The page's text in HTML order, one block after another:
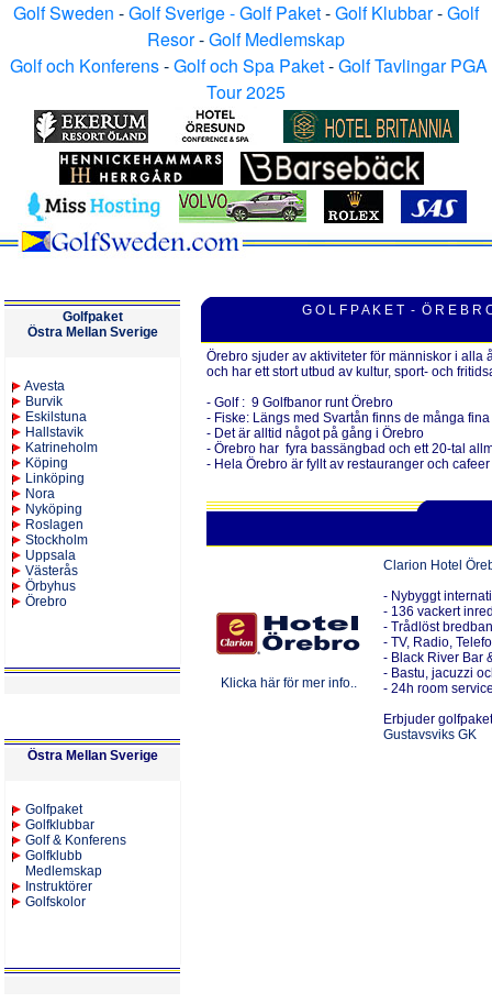
Golf Sweden -Golf Sverige - Golf Paket-Golf Klubbar-Golf
Resor-Golf Medlemskap
Golf och Konferens-Golf och Spa Paket-Golf Tavlingar PGA
Tour 2025
Golfpaket
Östra Mellan Sverige
Avesta
Burvik
Eskilstuna
Hallstavik
Katrineholm
Köping
Linköping
Nora
Nyköping
Roslagen
Stockholm
Uppsala
Västerås
Örbyhus
Örebro
Östra Mellan Sverige
Golfpaket
Golfklubbar
Golf & Konferens
Golfklubb
Medlemskap
Instruktörer
Golfskolor
G O L F P A K E T - Ö R E B R
Örebro sjuder av aktiviteter för människor i alla
och har ettstort utbud av kultur, sport- och
- Golf : 9 Golfbanor runt Örebro
- Fiske: Längs med Svartån finns de många
- Det är alltid något på gång i Örebro
- Örebro har fyra bassängbad och ett 20-tal
- Hela Örebro är fyllt av restauranger och cafeer
Klicka här för mer info..
Clarion Hotel
- Nybyggt
- 136 vackert
- Trådlöst
- TV, Radio,
- Black River Bar
- Bastu, jacuzzi
- 24h room
Erbjuder
Gustavsviks GK